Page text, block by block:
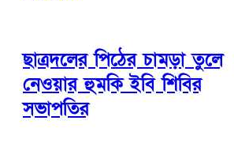
ছাত্রদলের পিঠের চামড়া তুলে
নেওয়ার হুমকি ইবি শিবির
সভাপতির